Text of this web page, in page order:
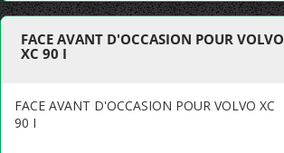
FACE AVANT D'OCCASION POUR VOLVO
XC 90 I
FACE AVANT D'OCCASION POUR VOLVO XC
90 I